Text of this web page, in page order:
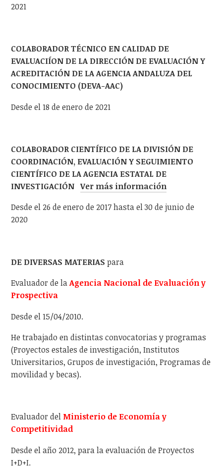
2021
COLABORADOR TÉCNICO EN CALIDAD DE
EVALUACIÍON DE LA DIRECCIÓN DE EVALUACIÓN Y
ACREDITACIÓN DE LA AGENCIA ANDALUZA DEL
CONOCIMIENTO (DEVA-AAC)
Desde el 18 de enero de 2021
COLABORADOR CIENTÍFICO DE LA DIVISIÓN DE
COORDINACIÓN, EVALUACIÓN Y SEGUIMIENTO
CIENTÍFICO DE LA AGENCIA ESTATAL DE
INVESTIGACIÓN Ver más información
Desde el 26 de enero de 2017 hasta el 30 de junio de
2020
DE DIVERSAS MATERIAS para
Evaluador de laAgencia Nacional de Evaluación y
Prospectiva
Desde el 15/04/2010.
He trabajado en distintas convocatorias y programas
(Proyectos estales de investigación, Institutos
Universitarios, Grupos de investigación, Programas de
movilidad y becas).
Evaluador del Ministerio de Economía y
Competitividad
Desde el año 2012, para la evaluación de Proyectos
I+D+I.